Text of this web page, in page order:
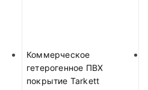
Коммерческое
гетерогенное ПВХ
покрытие Tarkett